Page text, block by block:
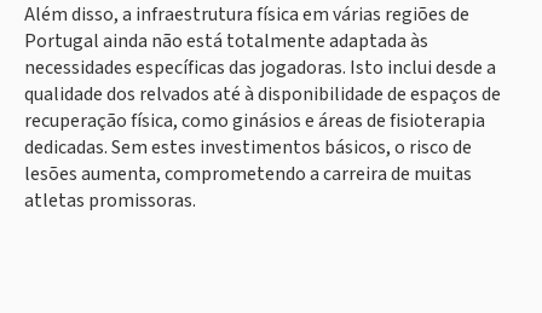
Além disso, a infraestrutura física em várias regiões de
Portugal ainda não está totalmente adaptada às
necessidades específicas das jogadoras. Isto inclui desde a
qualidade dos relvados até à disponibilidade de espaços de
recuperação física, como ginásios e áreas de fisioterapia
dedicadas. Sem estes investimentos básicos, o risco de
lesões aumenta, comprometendo a carreira de muitas
atletas promissoras.